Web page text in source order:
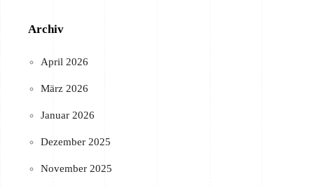
Archiv
April 2026
März 2026
Januar 2026
Dezember 2025
November 2025